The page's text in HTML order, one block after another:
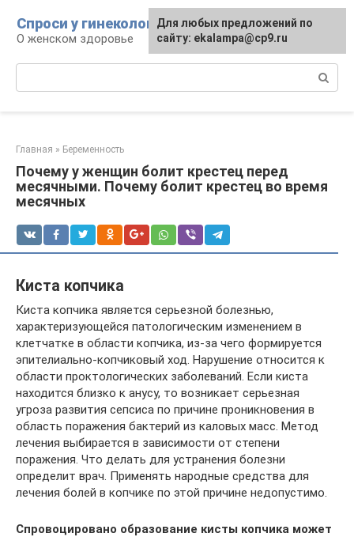
контенту
Спроси у гинеколога
О женском здоровье
Главная » Беременность
Почему у женщин болит крестец перед
месячными. Почему болит крестец во время
месячных
Киста копчика
Киста копчика является серьезной болезнью,
характеризующейся патологическим изменением в
клетчатке в области копчика, из-за чего формируется
эпителиально-копчиковый ход. Нарушение относится к
области проктологических заболеваний. Если киста
находится близко к анусу, то возникает серьезная
угроза развития сепсиса по причине проникновения в
область поражения бактерий из каловых масс. Метод
лечения выбирается в зависимости от степени
поражения. Что делать для устранения болезни
определит врач. Применять народные средства для
лечения болей в копчике по этой причине недопустимо.
Спровоцировано образование кисты копчика может
Для любых предложений по
сайту: ekalampa@cp9.ru